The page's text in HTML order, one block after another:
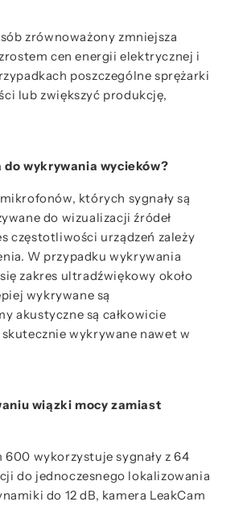
zrównoważony zmniejsza
cen energii elektrycznej i
poszczególne sprężarki
lub zwiększyć produkcję,
wykrywania wycieków?
których sygnały są
do wizualizacji źródeł
częstotliwości urządzeń zależy
W przypadku wykrywania
zakres ultradźwiękowy około
wykrywane są
akustyczne są całkowicie
wykrywane nawet w
wiązki mocy zamiast
wykorzystuje sygnały z 64
do jednoczesnego lokalizowania
do 12 dB, kamera LeakCam